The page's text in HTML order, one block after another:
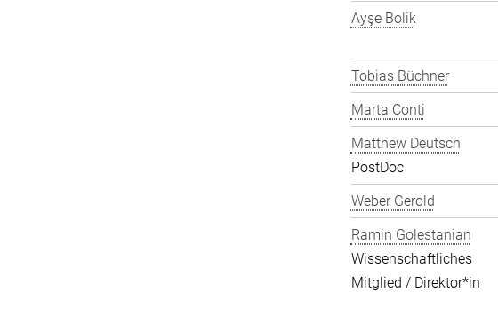
Ayşe Bolik
Tobias Büchner
Marta Conti
Matthew Deutsch
PostDoc
Weber Gerold
Ramin Golestanian
Wissenschaftliches
Mitglied / Direktor*in